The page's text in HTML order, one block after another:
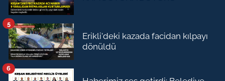
Erikli'deki kazada facidan kılpayı
dönüldü
5
6